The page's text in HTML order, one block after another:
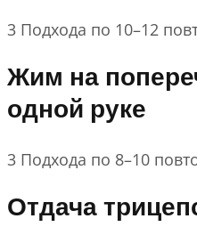
3 Подхода по 10–12
Жим на
одной руке
3 Подхода по 8–10
Отдача